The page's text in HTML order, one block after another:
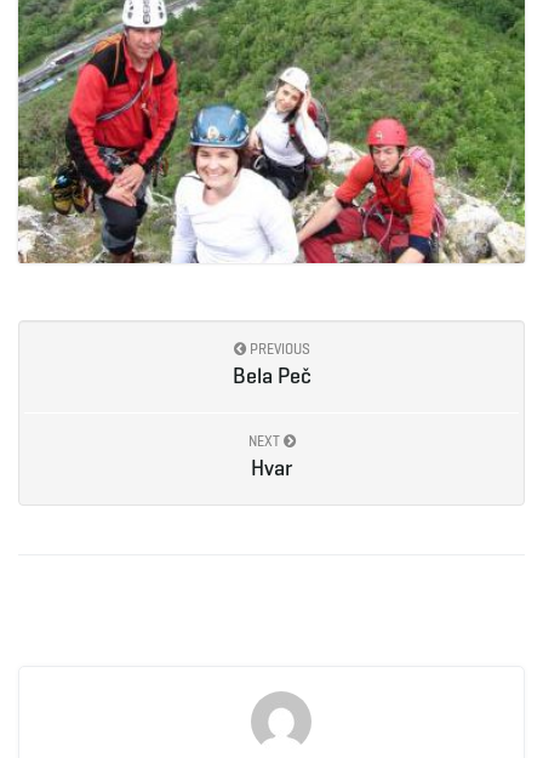
PREVIOUS
Bela Peč
NEXT
Hvar